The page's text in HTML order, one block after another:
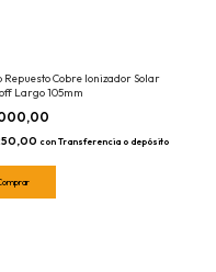
Repuesto Cobre Ionizador Solar
Largo 105mm
con Transferencia o depósito